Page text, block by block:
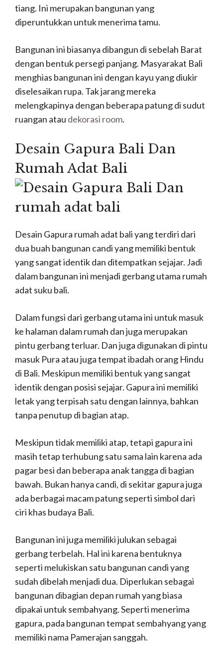
tiang. Ini merupakan bangunan yang
diperuntukkan untuk menerima tamu.
Bangunan ini biasanya dibangun di sebelah Barat
dengan bentuk persegi panjang. Masyarakat Bali
menghias bangunan ini dengan kayu yang diukir
diselesaikan rupa. Tak jarang mereka
melengkapinya dengan beberapa patung di sudut
ruangan atau dekorasi room.
Desain Gapura Bali Dan
Rumah Adat Bali
Desain Gapura rumah adat baliyang terdiri dari
dua buah bangunan candi yang memiliki bentuk
yang sangat identik dan ditempatkan sejajar. Jadi
dalam bangunan ini menjadi gerbang utama rumah
adat suku bali.
Dalam fungsi dari gerbang utama ini untuk masuk
ke halaman dalam rumah dan juga merupakan
pintu gerbang terluar. Dan juga digunakan di pintu
masuk Pura atau juga tempat ibadah orang Hindu
di Bali. Meskipun memiliki bentuk yang sangat
identik dengan posisi sejajar. Gapura ini memiliki
letak yang terpisah satu dengan lainnya, bahkan
tanpa penutup di bagian atap.
Meskipun tidak memiliki atap, tetapi gapura ini
masih tetap terhubung satu sama lain karena ada
pagar besi dan beberapa anak tangga di bagian
bawah. Bukan hanya candi, di sekitar gapura juga
ada berbagai macam patung seperti simbol dari
ciri khas budaya Bali.
Bangunan ini juga memiliki julukan sebagai
gerbang terbelah. Hal ini karena bentuknya
seperti melukiskan satu bangunan candi yang
sudah dibelah menjadi dua. Diperlukan sebagai
bangunan dibagian depan rumah yang biasa
dipakai untuk sembahyang.Seperti menerima
gapura, pada bangunan tempat sembahyang yang
memiliki nama Pamerajan sanggah.